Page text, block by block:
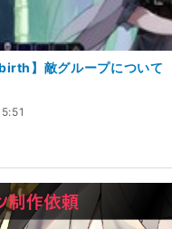
】敵グループについて